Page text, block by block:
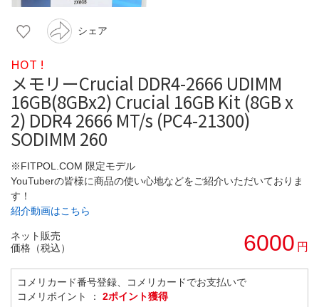
シェア
HOT !
メモリーCrucial DDR4-2666 UDIMM
16GB(8GBx2) Crucial 16GB Kit (8GB x
2) DDR4 2666 MT/s (PC4-21300)
SODIMM 260
※FITPOL.COM 限定モデル
YouTuberの皆様に商品の使い心地などをご紹介いただいておりま
す！
紹介動画はこちら
ネット販売
価格（税込）
6000 円
コメリカード番号登録、コメリカードでお支払いで
コメリポイント ： 2ポイント獲得